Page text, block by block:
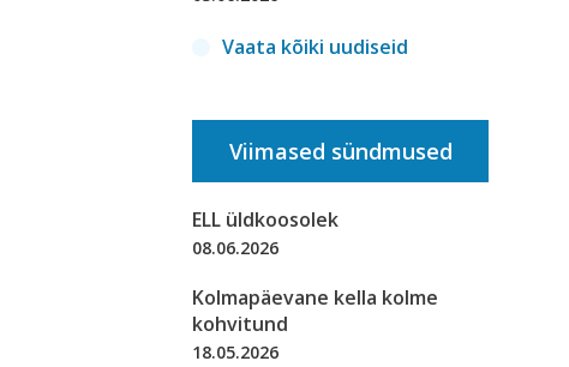
Vaata kõiki uudiseid
Viimased sündmused
ELL üldkoosolek
08.06.2026
Kolmapäevane kella kolme
kohvitund
18.05.2026